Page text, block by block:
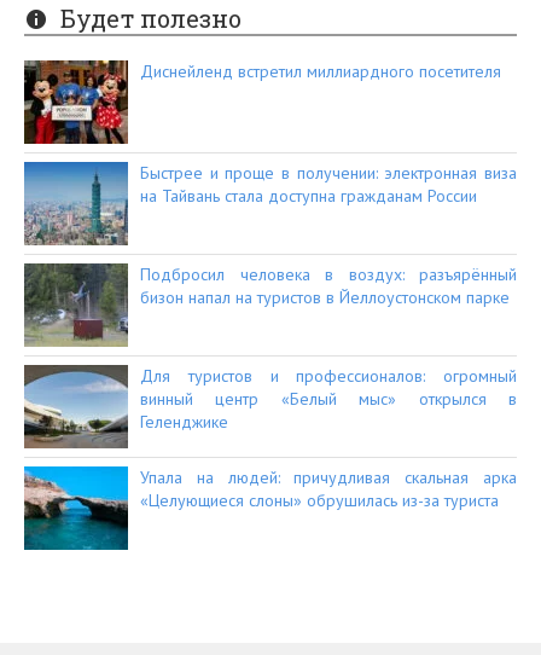
Будет полезно
Диснейленд встретил миллиардного посетителя
Быстрее и проще в получении: электронная виза
на Тайвань стала доступна гражданам России
Подбросил человека в воздух: разъярённый
бизон напал на туристов в Йеллоустонском парке
Для туристов и профессионалов: огромный
винный центр «Белый мыс» открылся в
Геленджике
Упала на людей: причудливая скальная арка
«Целующиеся слоны» обрушилась из-за туриста